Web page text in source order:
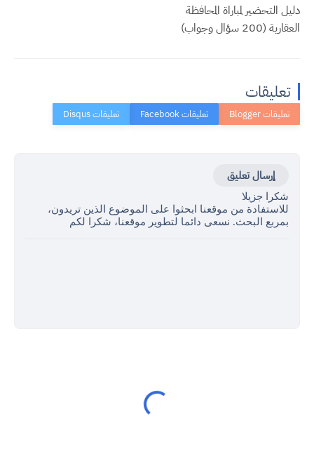
دليل التحضير لمباراة المحافظة
العقارية (200 سؤال وجواب)
تعليقات
إرسال تعليق
شكرا جزيلا
للاستفادة من موقعنا ابحثوا على الموضوع الذين تريدون،
بمربع البحث. نسعى دائما لتطوير موقعنا، شكرا لكم